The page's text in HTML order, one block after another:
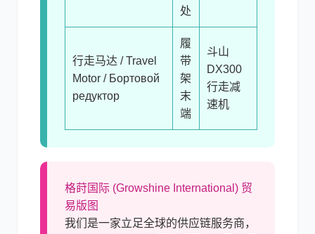
处
行走马达 / Travel
Motor / Бортовой
редуктор
履
带
架
末
端
斗山
DX300
行走减
速机
格莳国际 (Growshine International) 贸
易版图
我们是一家立足全球的供应链服务商，